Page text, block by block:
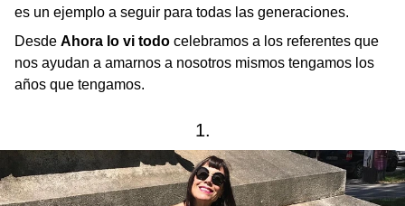
es un ejemplo a seguir para todas las generaciones.
Desde Ahora lo vi todo celebramos a los referentes que
nos ayudan a amarnos a nosotros mismos tengamos los
años que tengamos.
1.